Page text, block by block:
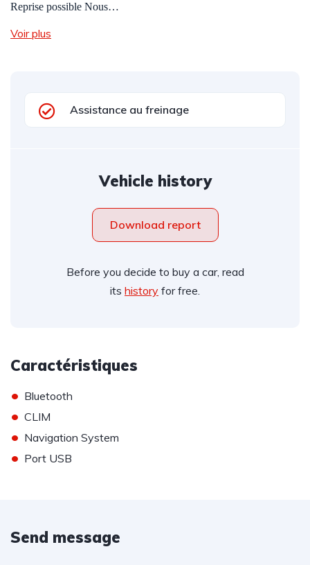
Reprise possible Nous…
Voir plus
Assistance au freinage
Vehicle history
Download report
Before you decide to buy a car, read
its history for free.
Caractéristiques
• Bluetooth
• CLIM
• Navigation System
• Port USB
Send message